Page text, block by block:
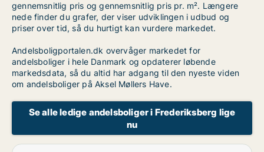
gennemsnitlig pris og gennemsnitlig pris pr. m². Længere
nede finder du grafer, der viser udviklingen i udbud og
priser over tid, så du hurtigt kan vurdere markedet.
Andelsboligportalen.dk overvåger markedet for
andelsboliger i hele Danmark og opdaterer løbende
markedsdata, så du altid har adgang til den nyeste viden
om andelsboliger på Aksel Møllers Have.
Se alle ledige andelsboliger i Frederiksberg lige
nu